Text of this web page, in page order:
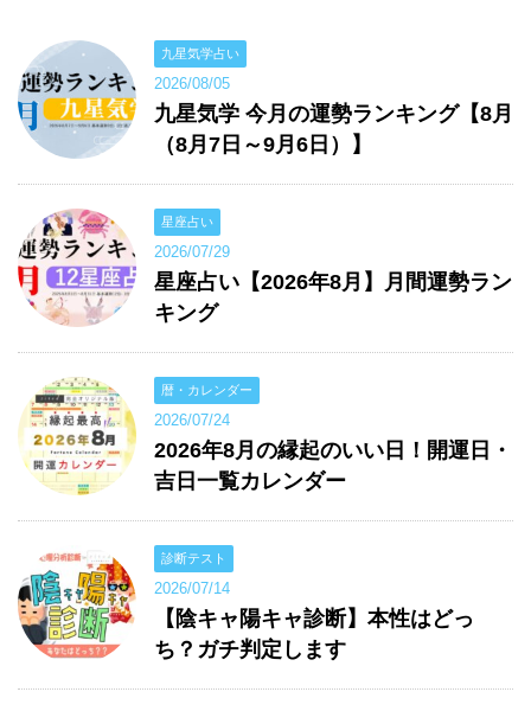
九星気学占い
2026/08/05
九星気学 今月の運勢ランキング【8月
（8月7日～9月6日）】
星座占い
2026/07/29
星座占い【2026年8月】月間運勢ラン
キング
暦・カレンダー
2026/07/24
2026年8月の縁起のいい日！開運日・
吉日一覧カレンダー
診断テスト
2026/07/14
【陰キャ陽キャ診断】本性はどっ
ち？ガチ判定します